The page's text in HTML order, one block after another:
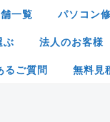
一覧 パソコン
ぶ 法人のお客様
るご質問
無料見